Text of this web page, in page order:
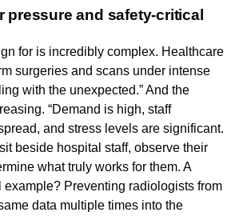
pressure and safety-critical
for is incredibly complex. Healthcare
surgeries and scans under intense
with the unexpected.” And the
“Demand is high, staff
and stress levels are significant.
beside hospital staff, observe their
what truly works for them. A
example? Preventing radiologists from
data multiple times into the